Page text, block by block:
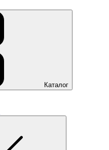
Каталог